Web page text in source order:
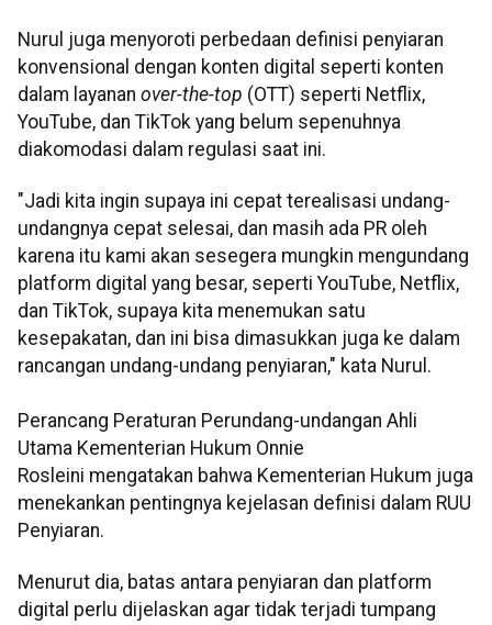
Nurul juga menyoroti perbedaan definisi penyiaran
konvensional dengan konten digital seperti konten
dalam layanan over-the-top (OTT) seperti Netflix,
YouTube, dan TikTok yang belum sepenuhnya
diakomodasi dalam regulasi saat ini.
"Jadi kita ingin supaya ini cepat terealisasi undang-
undangnya cepat selesai, dan masih ada PR oleh
karena itu kami akan sesegera mungkin mengundang
platform digital yang besar, seperti YouTube, Netflix,
dan TikTok, supaya kita menemukan satu
kesepakatan, dan ini bisa dimasukkan juga ke dalam
rancangan undang-undang penyiaran," kata Nurul.
Perancang Peraturan Perundang-undangan Ahli
Utama Kementerian Hukum Onnie
Rosleini mengatakan bahwa Kementerian Hukum juga
menekankan pentingnya kejelasan definisi dalam RUU
Penyiaran.
Menurut dia, batas antara penyiaran dan platform
digital perlu dijelaskan agar tidak terjadi tumpang